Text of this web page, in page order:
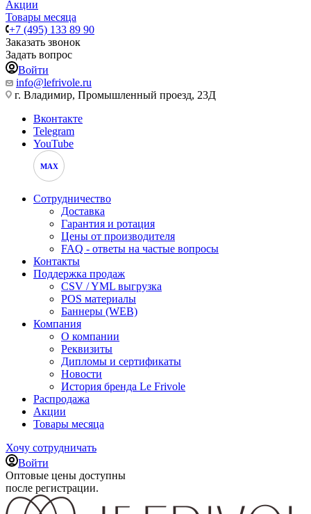
Акции
Товары месяца
+7 (495) 133 89 90
Заказать звонок
Задать вопрос
Войти
info@lefrivole.ru
г. Владимир, Промышленный проезд, 23Д
Вконтакте
Telegram
YouTube
MAX
Сотрудничество
Доставка
Гарантия и ротация
Цены от производителя
FAQ - ответы на частые вопросы
Контакты
Поддержка продаж
CSV / YML выгрузка
POS материалы
Баннеры (WEB)
Компания
О компании
Реквизиты
Дипломы и сертификаты
Новости
История бренда Le Frivole
Распродажа
Акции
Товары месяца
Хочу сотрудничать
Войти
Оптовые цены доступны
после регистрации.